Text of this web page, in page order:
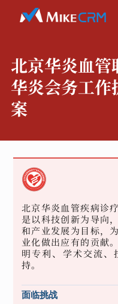
北京华炎血管
华炎会务工
案
北京华炎血管疾病诊
是以科技创新为导向
和产业发展为目标，
业化做出应有的贡献
明专利、学术交流、
持。
面临挑战